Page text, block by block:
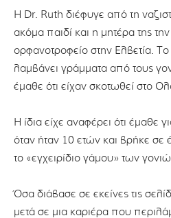
Η Dr. Ruth διέφυγε από τη
ακόμα παιδί και η μητέρα της
ορφανοτροφείο στην Ελβετία.
λαμβάνει γράμματα από τους
έμαθε ότι είχαν σκοτωθεί στο
Η ίδια είχε αναφέρει ότι έμαθε
όταν ήταν 10 ετών και βρήκε σε
το «εγχειρίδιο γάμου» των
Όσα διάβασε σε εκείνες τις
μετά σε μια καριέρα που